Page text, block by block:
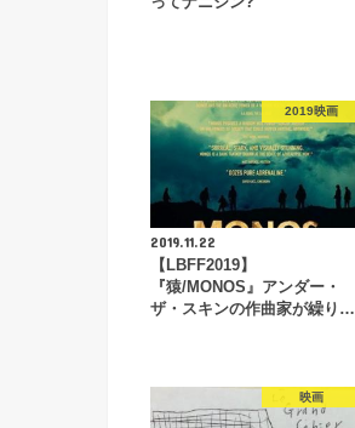
2019映画
2019.11.22
【LBFF2019】
『猿/MONOS』アンダー・
ザ・スキンの作曲家が繰り…
映画